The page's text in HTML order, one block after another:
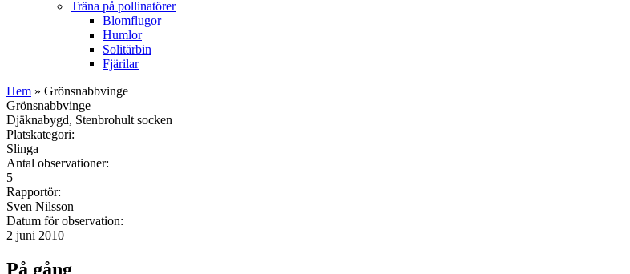
Träna på pollinatörer
Blomflugor
Humlor
Solitärbin
Fjärilar
Hem » Grönsnabbvinge
Grönsnabbvinge
Djäknabygd, Stenbrohult socken
Platskategori:
Slinga
Antal observationer:
5
Rapportör:
Sven Nilsson
Datum för observation:
2 juni 2010
På gång